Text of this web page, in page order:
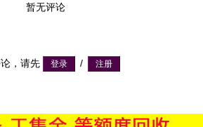
暂无评论
，请先 /